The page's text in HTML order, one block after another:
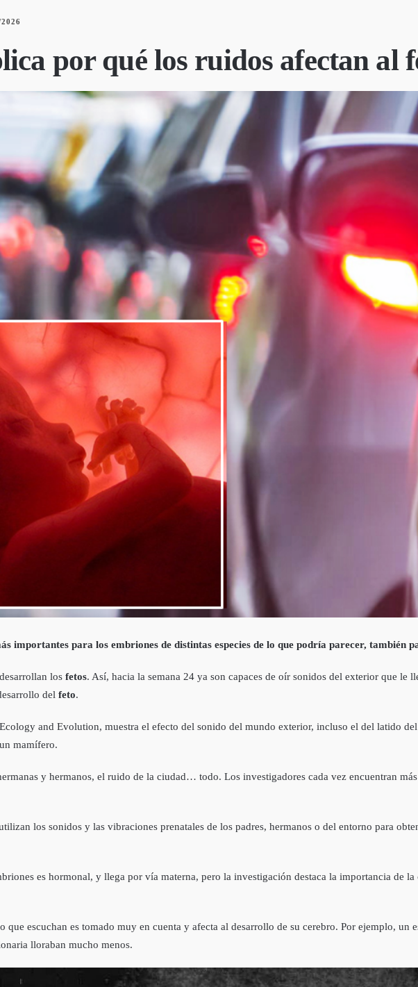
por qué los ruidos afectan al
importantes para los embriones de distintas especies de lo que podría parecer, también
los fetos. Así, hacia la semana 24 ya son capaces de oír sonidos del exterior que
del feto.
and Evolution, muestra el efecto del sonido del mundo exterior, incluso el del latido
mamífero.
y hermanos, el ruido de la ciudad… todo. Los investigadores cada vez encuentran
los sonidos y las vibraciones prenatales de los padres, hermanos o del entorno para
es hormonal, y llega por vía materna, pero la investigación destaca la importancia de
escuchan es tomado muy en cuenta y afecta al desarrollo de su cerebro. Por ejemplo,
lloraban mucho menos.